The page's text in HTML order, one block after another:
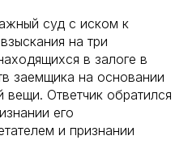
суд с иском к
на три
в залоге в
заемщика на основании
Ответчик обратился
его
и признании